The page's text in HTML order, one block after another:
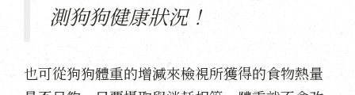
測狗狗健康狀況！
也可從狗狗體重的增減來檢視所獲得的食物熱量